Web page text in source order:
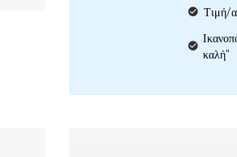
Τιμή/
καλή"